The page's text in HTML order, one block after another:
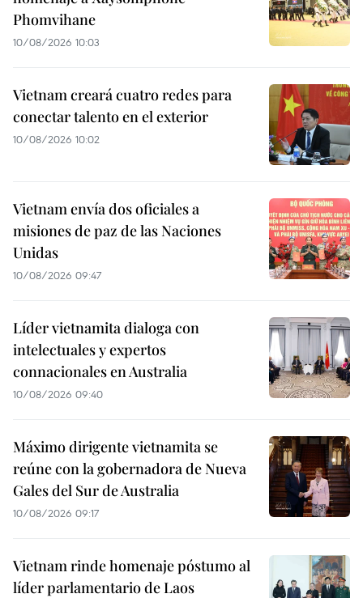
Phomvihane
10/08/2026 10:03
Vietnam creará cuatro redes para
conectar talento en el exterior
10/08/2026 10:02
Vietnam envía dos oficiales a
misiones de paz de las Naciones
Unidas
10/08/2026 09:47
Líder vietnamita dialoga con
intelectuales y expertos
connacionales en Australia
10/08/2026 09:40
Máximo dirigente vietnamita se
reúne con la gobernadora de Nueva
Gales del Sur de Australia
10/08/2026 09:17
Vietnam rinde homenaje póstumo al
líder parlamentario de Laos